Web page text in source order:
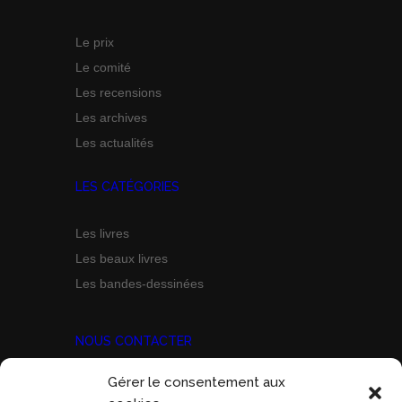
Gérer le consentement aux
Le prix
Le comité
Les recensions
Les archives
Les actualités
LES CATÉGORIES
Les livres
Les beaux livres
Les bandes-dessinées
NOUS CONTACTER